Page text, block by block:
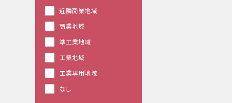
近隣商業地域
商業地域
準工業地域
工業地域
工業専用地域
なし